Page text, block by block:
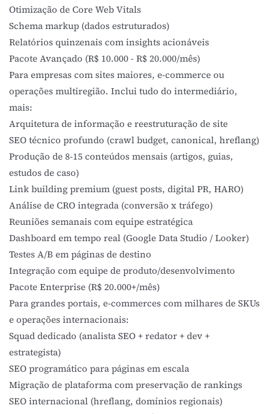
Otimização de Core Web Vitals
Schema markup (dados estruturados)
Relatórios quinzenais com insights acionáveis
Pacote Avançado (R$ 10.000 - R$ 20.000/mês)
Para empresas com sites maiores, e-commerce ou
operações multiregião. Inclui tudo do intermediário,
mais:
Arquitetura de informação e reestruturação de site
SEO técnico profundo (crawl budget, canonical, hreflang)
Produção de 8-15 conteúdos mensais (artigos, guias,
estudos de caso)
Link building premium (guest posts, digital PR, HARO)
Análise deCROintegrada (conversão x tráfego)
Reuniões semanais com equipe estratégica
Dashboard em tempo real (Google Data Studio / Looker)
Testes A/B em páginas de destino
Integração com equipe de produto/desenvolvimento
Pacote Enterprise (R$ 20.000+/mês)
Para grandes portais, e-commerces com milhares de SKUs
e operações internacionais:
Squad dedicado (analista SEO + redator + dev +
estrategista)
SEO programático para páginas em escala
Migração de plataforma com preservação de rankings
SEO internacional (hreflang, domínios regionais)